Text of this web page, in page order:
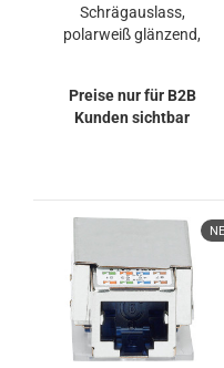
Schrägauslass,
polarweiß glänzend,
Preise nur für B2B
Kunden sichtbar